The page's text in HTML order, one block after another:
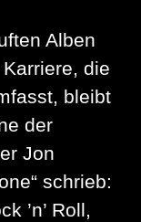
Alben
die
bleibt
der
Jon
schrieb:
’n’ Roll,